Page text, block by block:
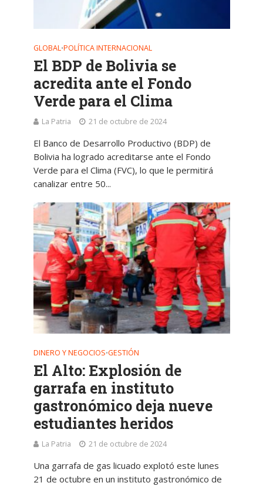
GLOBAL•POLÍTICA INTERNACIONAL
El BDP de Bolivia se
acredita ante el Fondo
Verde para el Clima
La Patria 21 de octubre de 2024
El Banco de Desarrollo Productivo (BDP) de
Bolivia ha logrado acreditarse ante el Fondo
Verde para el Clima (FVC), lo que le permitirá
canalizar entre 50...
DINERO Y NEGOCIOS•GESTIÓN
El Alto: Explosión de
garrafa en instituto
gastronómico deja nueve
estudiantes heridos
La Patria 21 de octubre de 2024
Una garrafa de gas licuado explotó este lunes
21 de octubre en un instituto gastronómico de